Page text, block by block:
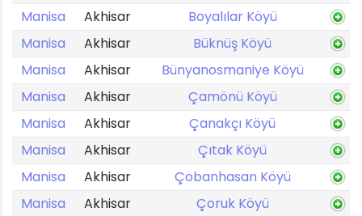
Manisa
Akhisar
Boyalılar Köyü
Manisa
Akhisar
Büknüş Köyü
Manisa
Akhisar
Bünyanosmaniye Köyü
Manisa
Akhisar
Çamönü Köyü
Manisa
Akhisar
Çanakçı Köyü
Manisa
Akhisar
Çıtak Köyü
Manisa
Akhisar
Çobanhasan Köyü
Manisa
Akhisar Çoruk Köyü